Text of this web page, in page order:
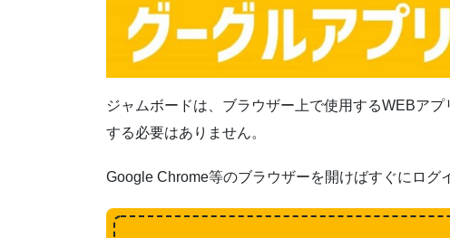
ジャムボードは、ブラウザー上で使用するWEBア
する必要はありません。
Google Chrome等のブラウザーを開けばすぐにログ